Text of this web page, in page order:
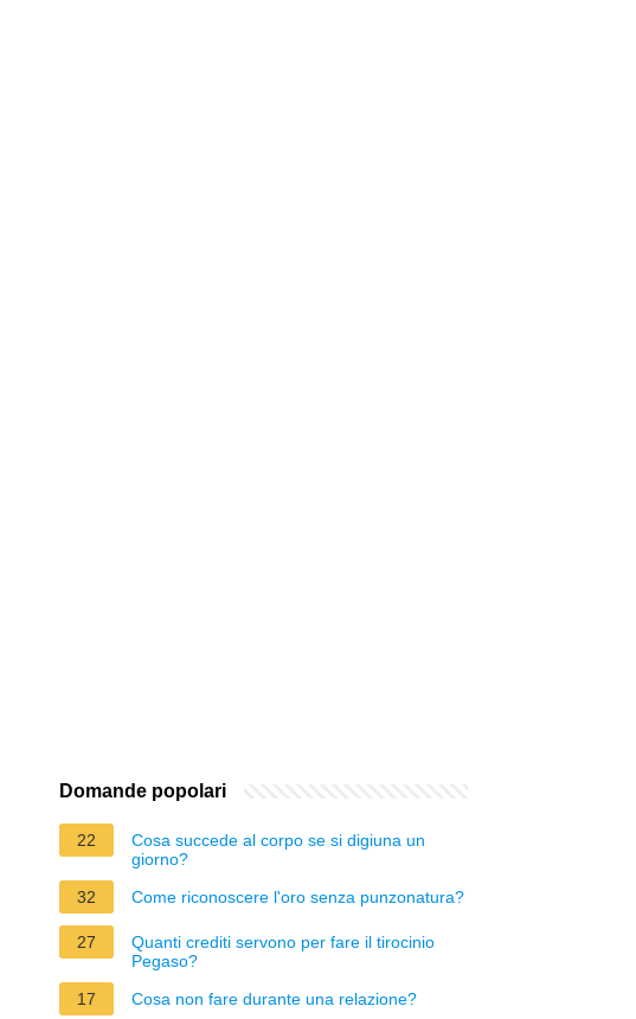
Domande popolari
22
Cosa succede al corpo se si digiuna un
giorno?
32
Come riconoscere l'oro senza punzonatura?
27
Quanti crediti servono per fare il tirocinio
Pegaso?
17
Cosa non fare durante una relazione?